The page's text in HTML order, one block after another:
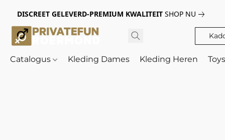
DISCREET GELEVERD-PREMIUM KWALITEIT SHOP NU
Catalogus Kleding Dames Kleding Heren